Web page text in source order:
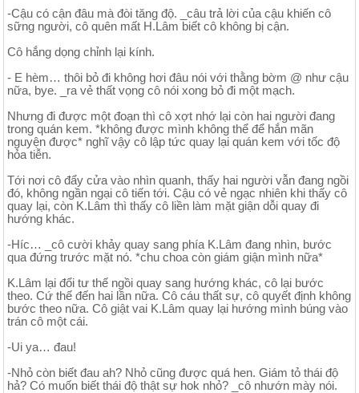
-Cậu có cận đâu mà đòi tăng độ. _câu trả lời của cậu khiến cô
sững người, cô quên mất H.Lâm biết cô không bị cận.
Cô hắng dọng chỉnh lại kính.
- E hèm… thôi bỏ đi không hơi đâu nói với thằng bờm @ như cậu
nữa, bye. _ra vẻ thất vọng cô nói xong bỏ đi một mạch.
Nhưng đi được một đoạn thì cô xợt nhớ lại còn hai người đang
trong quán kem. *không được mình không thể để hắn mãn
nguyện được* nghĩ vậy cô lập tức quay lại quán kem với tốc độ
hỏa tiễn.
Tới nơi cô đẩy cửa vào nhìn quanh, thấy hai người vẫn đang ngồi
đó, không ngần ngại cô tiến tới. Cậu có vẻ ngạc nhiên khi thấy cô
quay lại, còn K.Lâm thì thấy cô liền làm mặt giận dỗi quay đi
hướng khác.
-Híc… _cô cười khảy quay sang phía K.Lâm đang nhìn, bước
qua đứng trước mặt nó. *chu choa còn giám giận mình nữa*
K.Lâm lại đổi tư thế ngồi quay sang hướng khác, cô lại bước
theo. Cứ thế đến hai lần nữa. Cô cáu thất sự, cô quyết định không
bước theo nữa. Cô giật vai K.Lâm quay lại hướng mình búng vào
trán cô một cái.
-Ui ya… đau!
-Nhỏ còn biết đau ah? Nhỏ cũng được quá hen. Giám tỏ thái độ
hả? Có muốn biết thái độ thật sự hok nhỏ? _cô nhướn mày nói.